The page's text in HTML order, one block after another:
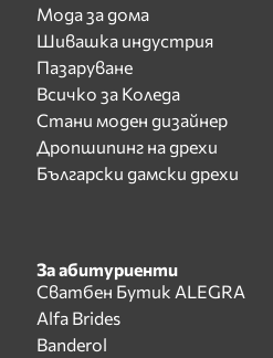
Мода за дома
Шивашка индустрия
Пазаруване
Всичко за Коледа
Стани моден дизайнер
Дропшипинг на дрехи
Български дамски дрехи
За абитуриенти
Сватбен Бутик ALEGRA
Alfa Brides
Banderol